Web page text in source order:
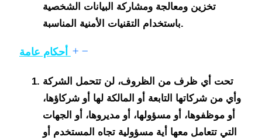
تخزين ومعالجة ومشاركة البيانات الشخصية
باستخدام التقنيات الأمنية المناسبة.
أحكام عامة
تحت أي ظرف من الظروف، لن تتحمل الشركة
وأي من شركاتها التابعة أو المالكة لها أو شركاؤها،
أو موظفوها، أو مسؤولها، أو مديروها، أو الجهات
التي تتعامل معها أية مسؤولية تجاه المستخدم أو